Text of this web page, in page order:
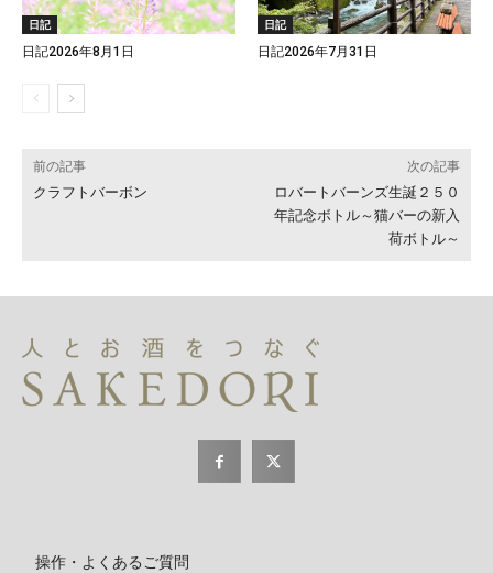
日記
日記2026年8月1日
日記
日記2026年7月31日
前の記事
クラフトバーボン
次の記事
ロバートバーンズ生誕２５０
年記念ボトル～猫バーの新入
荷ボトル～
操作・よくあるご質問